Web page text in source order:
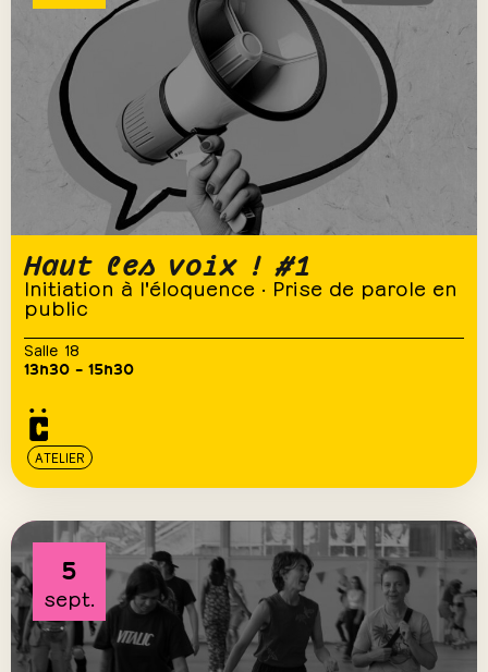
Haut les voix ! #1
Initiation à l'éloquence · Prise de parole en
public
Salle 18
13h30 – 15h30
ATELIER
5
sept.